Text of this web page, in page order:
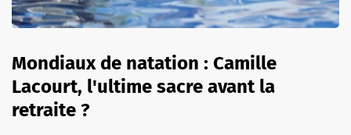
Mondiaux de natation : Camille
Lacourt, l'ultime sacre avant la
retraite ?